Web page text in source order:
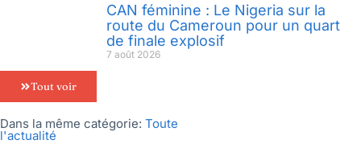
CAN féminine : Le Nigeria sur la
route du Cameroun pour un quart
de finale explosif
7 août 2026
Tout voir
Dans la même catégorie: Toute
l'actualité